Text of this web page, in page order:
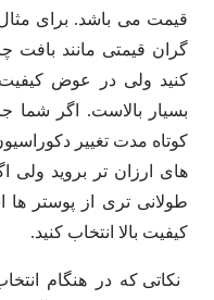
قیمت می باشد. برای
گران قیمتی مانند
کنید ولی در عوض
بسیار بالاست. اگر شما
کوتاه مدت تغییر
های ارزان تر بروید ولی
طولانی تری از پوستر ها
کیفیت بالا انتخاب کنید.
نکاتی که در هنگام